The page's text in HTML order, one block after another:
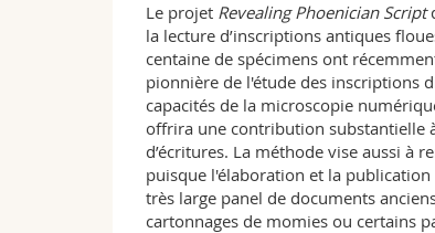
Le projet Revealing Phoenician Script
la lecture d’inscriptions antiques
centaine de spécimens ont
pionnière de l'étude des inscriptions
capacités de la microscopie
offrira une contribution substantielle
d’écritures. La méthode vise aussi à
puisque l'élaboration et la
très large panel de documents
cartonnages de momies ou certains